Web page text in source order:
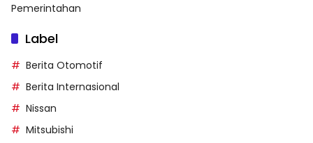
Pemerintahan
Label
Berita Otomotif
Berita Internasional
Nissan
Mitsubishi